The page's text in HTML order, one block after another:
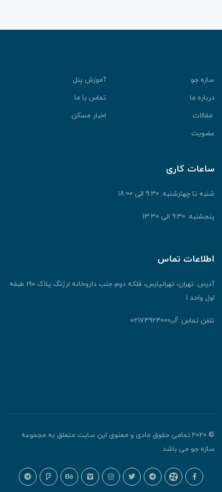
سازه جو
آموزش پنل
درباره ما
تماس با ما
مقالات
اخبار مسکن
عضویت
ساعات کاری
شنبه تا چهارشنبه: 9:30 الی 18:00
پنجشنبه: 9:30 الی 13:30
اطلاعات تماس
آدرس: تهران، تهرانپارس، فلکه دوم جنب داروخانه ارژنگ پلاک ۱۹۰ طبقه
اول واحد ۱
تلفن تماس: 02174924000
© 2020.تمامی حقوق مادی و معنوی این سایت متعلق به مجموعه
سازه جو می باشد